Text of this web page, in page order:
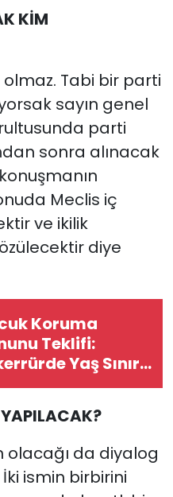
KİM
Tabi bir parti
sayın genel
parti
sonra alınacak
Meclis iç
ve ikilik
diye
Koruma
Teklifi:
Yaş Sınırı
15'e Düşürüldü
olacağı da diyalog
ismin birbirini